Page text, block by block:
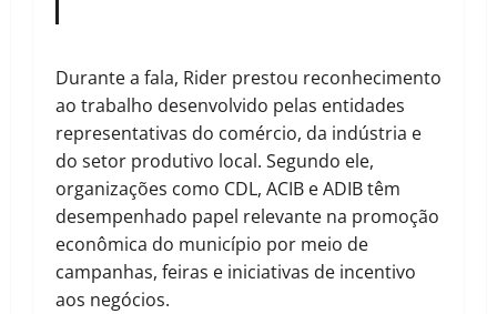
Durante a fala, Rider prestou reconhecimento
ao trabalho desenvolvido pelas entidades
representativas do comércio, da indústria e
do setor produtivo local. Segundo ele,
organizações como CDL, ACIB e ADIB têm
desempenhado papel relevante na promoção
econômica do município por meio de
campanhas, feiras e iniciativas de incentivo
aos negócios.